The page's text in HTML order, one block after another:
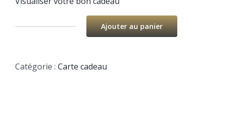
CARTE
Ajouter au panier
Catégorie : Carte cadeau